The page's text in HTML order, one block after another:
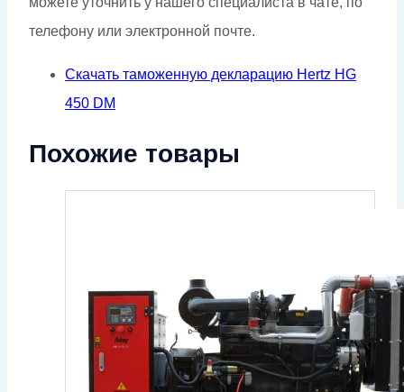
телефону или электронной почте.
Скачать таможенную декларацию Hertz HG
450 DM
Похожие товары